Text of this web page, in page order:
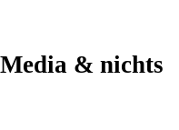
& nichts